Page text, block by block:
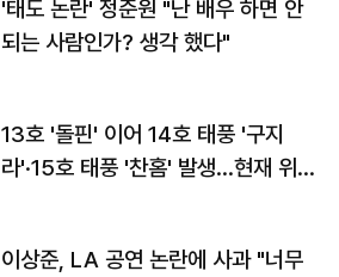
'태도 논란' 정준원 "난 배우 하면 안
되는 사람인가? 생각 했다"
13호 '돌핀' 이어 14호 태풍 '구지
라'·15호 태풍 '찬홈' 발생…현재 위
이상준, LA 공연 논란에 사과 "너무